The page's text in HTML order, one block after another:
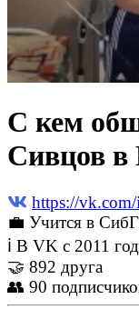
С кем
Сивцов
https://
💼 Учится в
ℹ В VK с 2011
🤝 892 друга
👥 90